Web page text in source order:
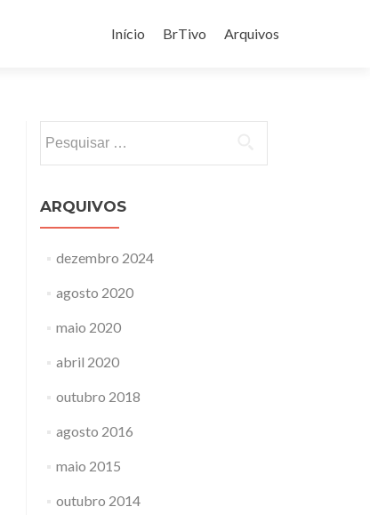
para
Início BrTivo Arquivos
por:
ARQUIVOS
dezembro 2024
agosto 2020
maio 2020
abril 2020
outubro 2018
agosto 2016
maio 2015
outubro 2014